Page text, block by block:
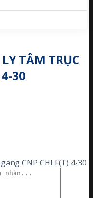
TÂM TRỤC
30
CNP CHLF(T) 4-30